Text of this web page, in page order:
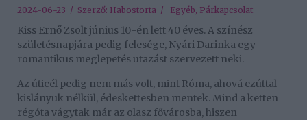
2024-06-23 / Szerző: Habostorta / Egyéb, Párkapcsolat
Kiss Ernő Zsolt június 10-én lett 40 éves. A színész
születésnapjára pedig felesége, Nyári Darinka egy
romantikus meglepetés utazást szervezett neki.
Az úticél pedig nem más volt, mint Róma, ahová ezúttal
kislányuk nélkül, édeskettesben mentek. Mind a ketten
régóta vágytak már az olasz fővárosba, hiszen